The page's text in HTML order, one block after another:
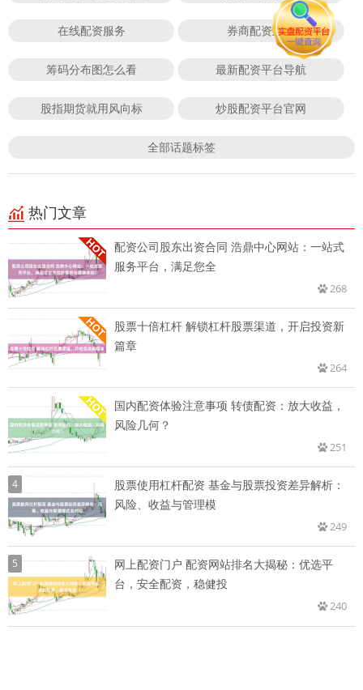
在线配资服务 券商配资业务
筹码分布图怎么看 最新配资平台导航
股指期货就用风向标 炒股配资平台官网
全部话题标签
热门文章
配资公司股东出资合同 浩鼎中心网站：一站式
服务平台，满足您全
268
股票十倍杠杆 解锁杠杆股票渠道，开启投资新
篇章
264
国内配资体验注意事项 转债配资：放大收益，
风险几何？
251
4
股票使用杠杆配资 基金与股票投资差异解析：
风险、收益与管理模
249
5
网上配资门户 配资网站排名大揭秘：优选平
台，安全配资，稳健投
240